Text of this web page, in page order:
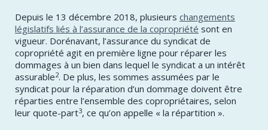
Depuis le 13 décembre 2018, plusieurs changements
législatifs liés à l’assurance de la copropriété sont en
vigueur. Dorénavant, l’assurance du syndicat de
copropriété agit en première ligne pour réparer les
dommages à un bien dans lequel le syndicat a un intérêt
assurable2. De plus, les sommes assumées par le
syndicat pour la réparation d’un dommage doivent être
réparties entre l’ensemble des copropriétaires, selon
leur quote-part3, ce qu’on appelle « la répartition ».